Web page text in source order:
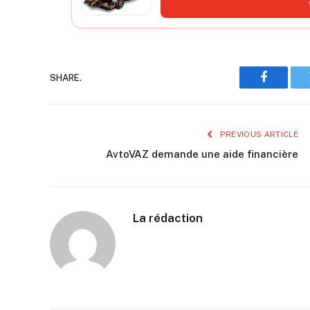
SHARE.
PREVIOUS ARTICLE
AvtoVAZ demande une aide financière
La rédaction